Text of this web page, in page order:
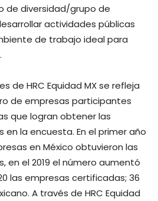
de diversidad/grupo de
actividades públicas
de trabajo ideal para
de HRC Equidad MX se refleja
de empresas participantes
que logran obtener las
en la encuesta. En el primer año
en México obtuvieron las
en el 2019 el número aumentó
las empresas certificadas; 36
A través de HRC Equidad